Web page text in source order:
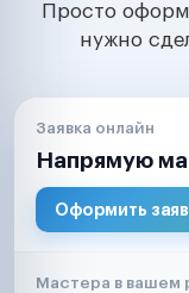
Просто
нужно
Заявка онлайн
Напрямую
Оформить
Мастера в вашем